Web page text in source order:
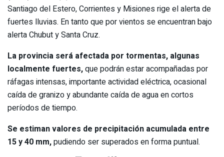
Santiago del Estero, Corrientes y Misiones rige el alerta de
fuertes lluvias. En tanto que por vientos se encuentran bajo
alerta Chubut y Santa Cruz.
La provincia será afectada por tormentas, algunas
localmente fuertes,que podrán estar acompañadas por
ráfagas intensas, importante actividad eléctrica, ocasional
caída de granizo y abundante caída de agua en cortos
períodos de tiempo.
Se estiman valores de precipitación acumulada entre
15 y 40 mm,pudiendo ser superados en forma puntual.